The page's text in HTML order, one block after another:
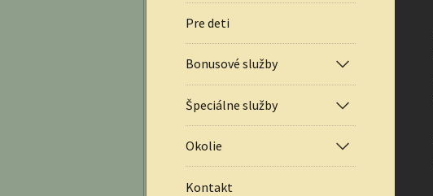
Pre deti
Bonusové služby
Špeciálne služby
Okolie
Kontakt